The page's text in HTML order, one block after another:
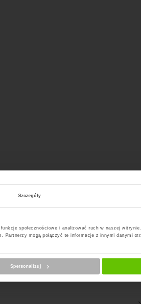
Szczegóły
społecznościowe i analizować ruch w naszej
Partnerzy mogą połączyć te informacje z innymi danymi
Spersonalizuj